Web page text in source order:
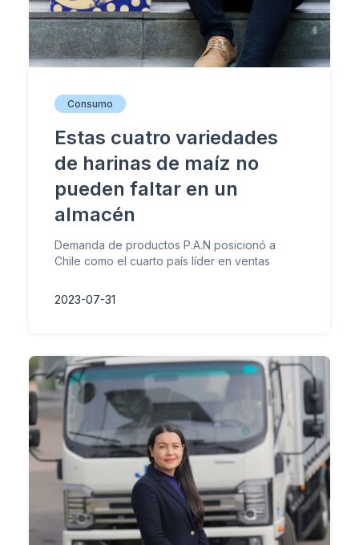
Consumo
Estas cuatro variedades
de harinas de maíz no
pueden faltar en un
almacén
Demanda de productos P.A.N posicionó a
Chile como el cuarto país líder en ventas
2023-07-31